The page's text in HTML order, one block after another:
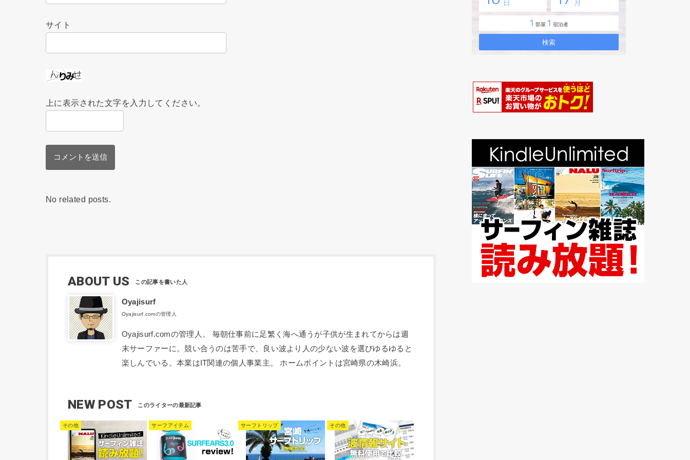
サイト
上に表示された文字を入力してください。
No related posts.
ABOUT US
Oyajisurf
Oyajisurf.comの管理人
Oyajisurf.comの管理人。 毎朝仕事前に足繁く海へ通うが子供が生まれてからは週
末サーファーに。競い合うのは苦手で、良い波より人の少ない波を選びゆるゆると
楽しんでいる。本業はIT関連の個人事業主。 ホームポイントは宮崎県の木崎浜。
NEW POST
その他 サーフアイテム サーフトリップ その他